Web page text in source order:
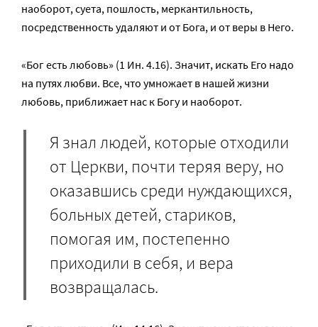
наоборот, суета, пошлость, меркантильность,
посредственность удаляют и от Бога, и от веры в Него.
«Бог есть любовь» (1 Ин. 4.16). Значит, искать Его надо
на путях любви. Все, что умножает в нашей жизни
любовь, приближает нас к Богу и наоборот.
Я знал людей, которые отходили
от Церкви, почти теряя веру, но
оказавшись среди нуждающихся,
больных детей, стариков,
помогая им, постепенно
приходили в себя, и вера
возвращалась.